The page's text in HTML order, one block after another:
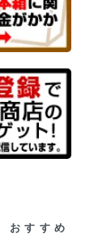
おすすめ